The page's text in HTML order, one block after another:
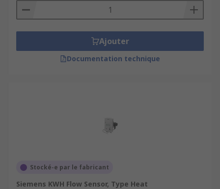
Ajouter
Documentation technique
Stocké-e par le fabricant
Siemens KWH Flow Sensor, Type Heat